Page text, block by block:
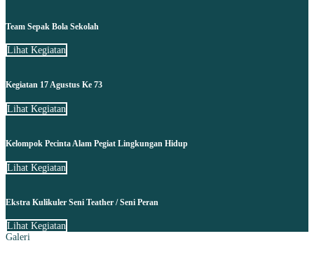
Team Sepak Bola Sekolah
Lihat Kegiatan
Kegiatan 17 Agustus Ke 73
Lihat Kegiatan
Kelompok Pecinta Alam Pegiat Lingkungan Hidup
Lihat Kegiatan
Ekstra Kulikuler Seni Teather / Seni Peran
Lihat Kegiatan
Galeri